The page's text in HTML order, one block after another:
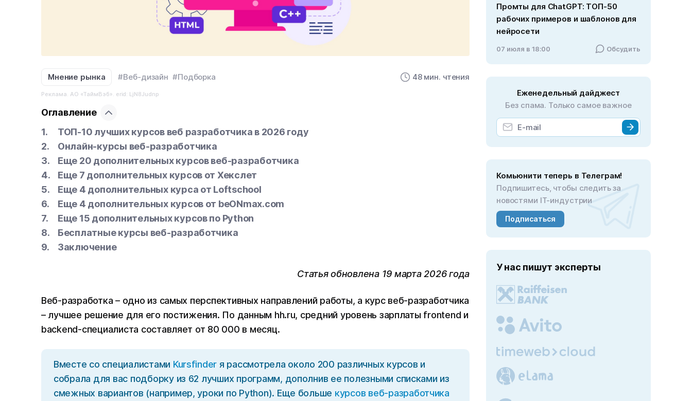
Мнение рынка #Веб-дизайн #Подборка 48 мин. чтения
Реклама. АО «ТаймВэб». erid: LjN8Judnp
Оглавление
ТОП-10 лучших курсов веб разработчика в 2026 году
Онлайн-курсы веб-разработчика
Еще 20 дополнительных курсов веб-разработчика
Еще 7 дополнительных курсов от Хекслет
Еще 4 дополнительных курса от Loftschool
Еще 4 дополнительных курсов от beONmax.com
Еще 15 дополнительных курсов по Python
Бесплатные курсы веб-разработчика
Заключение
Статья обновлена 19 марта 2026 года
Веб-разработка – одно из самых перспективных направлений работы, а курс веб-разработчика
– лучшее решение для его постижения. По данным hh.ru, средний уровень зарплаты frontend и
backend-специалиста составляет от 80 000 в месяц.
Вместе со специалистами Kursfinder я рассмотрела около 200 различных курсов и
собрала для вас подборку из 62 лучших программ, дополнив ее полезными списками из
смежных вариантов (например, уроки по Python). Еще больше курсов веб-разработчика
Промты для ChatGPT: ТОП-50
рабочих примеров и шаблонов для
нейросети
07 июля в 18:00 Обсудить
Еженедельный дайджест
Без спама. Только самое важное
Комьюнити теперь в Телеграм!
Подпишитесь, чтобы следить за
новостями IT-индустрии
Подписаться
У нас пишут эксперты